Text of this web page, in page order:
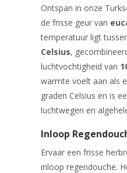
Ontspan in onze
de frisse geur van
temperatuur ligt
Celsius,
luchtvochtigheid van
warmte voelt aan als
graden Celsius en is
luchtwegen en
Inloop
Ervaar een frisse
inloop regendouche.